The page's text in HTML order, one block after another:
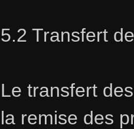
5.2 Transfert
Le transfert
la remise des